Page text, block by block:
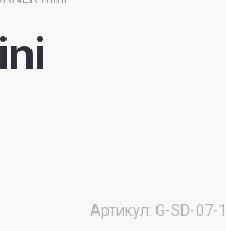
Артикул: G-SD-07-1